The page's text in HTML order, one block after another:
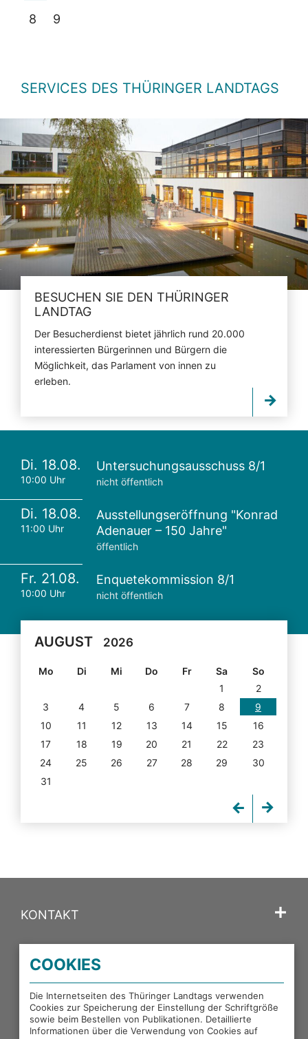
8 9
SERVICES DES THÜRINGER LANDTAGS
BESUCHEN SIE DEN THÜRINGER
LANDTAG
Der Besucherdienst bietet jährlich rund 20.000
interessierten Bürgerinnen und Bürgern die
Möglichkeit, das Parlament von innen zu
erleben.
Di. 18.08.
10:00 Uhr
Untersuchungsausschuss 8/1
nicht öffentlich
Di. 18.08.
11:00 Uhr
Ausstellungseröffnung "Konrad
Adenauer – 150 Jahre"
öffentlich
Fr. 21.08.
10:00 Uhr
Enquetekommission 8/1
nicht öffentlich
AUGUST 2026
Mo Di Mi Do Fr Sa
So
1
2
3
4 5 6 7 8
9
10
11 12 13 14 15
16
17
18 19 20 21 22
23
24
25 26 27 28 29
30
31
KONTAKT
PORTALE DES THÜRINGER LANDTAGS
EXTERNE LINKS
COOKIES
Die Internetseiten des Thüringer Landtags verwenden
Cookies zur Speicherung der Einstellung der Schriftgröße
sowie beim Bestellen von Publikationen. Detaillierte
Informationen über die Verwendung von Cookies auf